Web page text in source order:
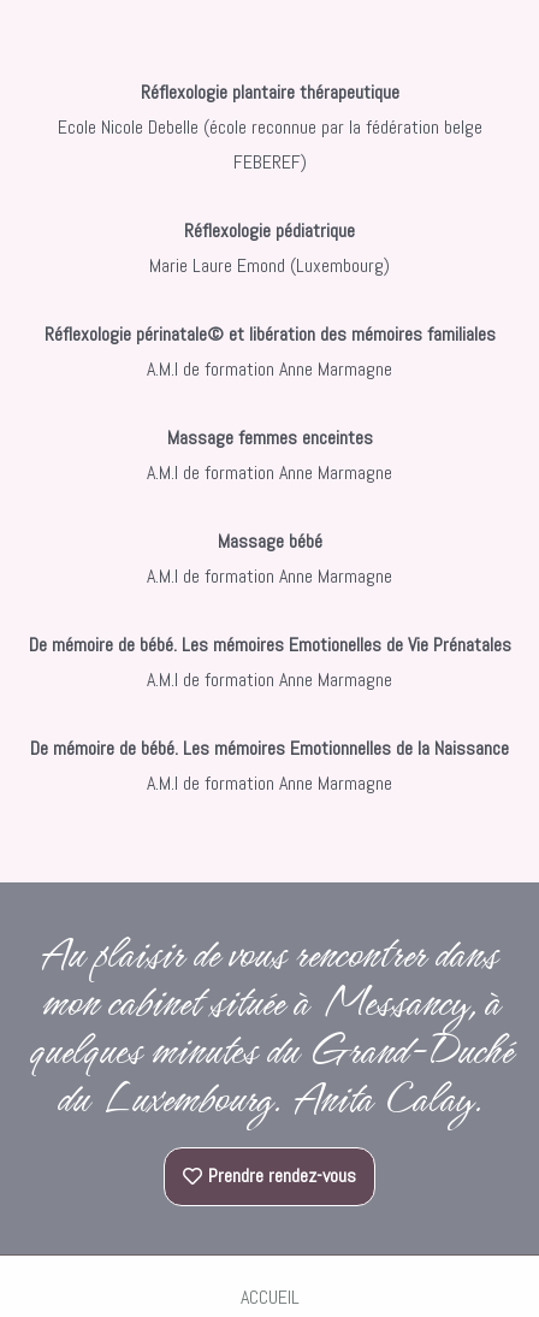
Réflexologie plantaire thérapeutique
Ecole Nicole Debelle (école reconnue par la fédération belge
FEBEREF)
Réflexologie pédiatrique
Marie Laure Emond (Luxembourg)
Réflexologie périnatale© et libération des mémoires familiales
A.M.I de formation Anne Marmagne
Massage femmes enceintes
A.M.I de formation Anne Marmagne
Massage bébé
A.M.I de formation Anne Marmagne
De mémoire de bébé. Les mémoires Emotionelles de Vie Prénatales
A.M.I de formation Anne Marmagne
De mémoire de bébé. Les mémoires Emotionnelles de la Naissance
A.M.I de formation Anne Marmagne
Au plaisir de vous rencontrer dans
mon cabinet située à Messancy, à
quelques minutes du Grand-Duché
du Luxembourg. Anita Calay.
Prendre rendez-vous
ACCUEIL